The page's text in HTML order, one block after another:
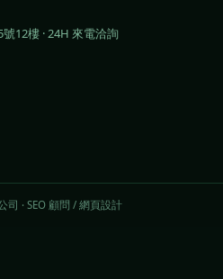
12樓 · 24H 來電洽詢
· SEO 顧問 / 網頁設計